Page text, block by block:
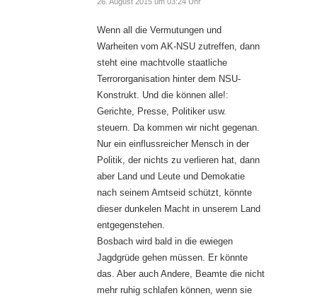
Wenn all die Vermutungen und
Warheiten vom AK-NSU zutreffen, dann
steht eine machtvolle staatliche
Terrororganisation hinter dem NSU-
Konstrukt. Und die können alle!:
Gerichte, Presse, Politiker usw.
steuern. Da kommen wir nicht gegenan.
Nur ein einflussreicher Mensch in der
Politik, der nichts zu verlieren hat, dann
aber Land und Leute und Demokatie
nach seinem Amtseid schützt, könnte
dieser dunkelen Macht in unserem Land
entgegenstehen.
Bosbach wird bald in die ewiegen
Jagdgrüde gehen müssen. Er könnte
das. Aber auch Andere, Beamte die nicht
mehr ruhig schlafen können, wenn sie